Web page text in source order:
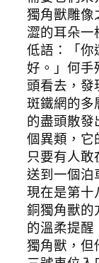
獨角獸雕像
澀的耳朵一
低語：「你
好。」何手
頭看去，發
斑鐵網的多
的盡頭散發
個異類，它
只要有人
送到一個泊
現在是第十
銅獨角獸的
的溫柔提醒
獨角獸，但